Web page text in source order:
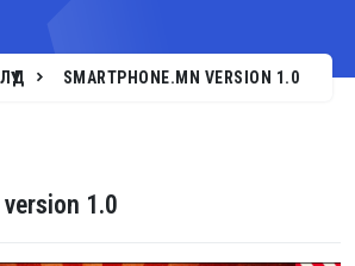
SMARTPHONE.MN VERSION 1.0
1.0